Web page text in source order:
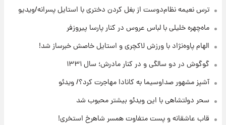
۲۲ ساعت پیش
ترس نعیمه نظام‌دوست از بغل کردن دختری با استایل پسرانه/ویدیو
ماه‌چهره خلیلی با لباس عروس در کنار پارسا پیروزفر
الهام پاوه‌نژاد با ورزش لاکچری و استایل خاصش خبرساز شد!
گوگوش در دو سالگی و در کنار مادرش؛ سال ۱۳۳۱
آشپز مشهور صداوسیما به کانادا مهاجرت کرد؟/ ویدئو
سحر دولتشاهی با این ویدئو بیشتر محبوب شد
قاب عاشقانه و پست متفاوت همسر شاهرخ استخری!